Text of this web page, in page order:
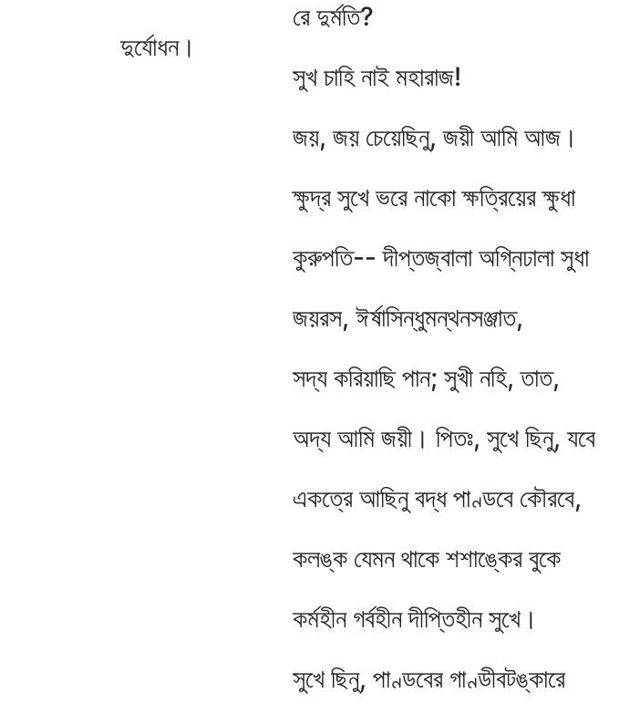
রে দুর্মতি?
দুর্যোধন।
সুখ চাহি নাই মহারাজ!
জয়, জয় চেয়েছিনু, জয়ী আমি আজ।
ক্ষুদ্র সুখে ভরে নাকো ক্ষত্রিয়ের ক্ষুধা
কুরুপতি-- দীপ্তজ্বালা অগ্নিঢালা সুধা
জয়রস, ঈর্ষাসিন্ধুমন্থনসঞ্জাত,
সদ্য করিয়াছি পান; সুখী নহি, তাত,
অদ্য আমি জয়ী। পিতঃ, সুখে ছিনু, যবে
একত্রে আছিনু বদ্ধ পাণ্ডবে কৌরবে,
কলঙ্ক যেমন থাকে শশাঙ্কের বুকে
কর্মহীন গর্বহীন দীপ্তিহীন সুখে।
সুখে ছিনু, পাণ্ডবের গাণ্ডীবটঙ্কারে